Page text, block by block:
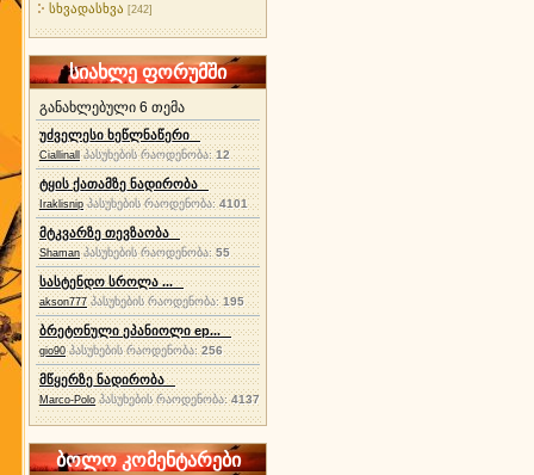
სხვადასხვა [242]
სიახლე ფორუმში
განახლებული 6 თემა
უძველესი ხეწლნაწერი
Ciallinall პასუხების რაოდენობა:12
ტყის ქათამზე ნადირობა
Iraklisnip პასუხების რაოდენობა: 4101
მტკვარზე თევზაობა
Shaman პასუხების რაოდენობა:55
სასტენდო სროლა ...
akson777 პასუხების რაოდენობა:195
ბრეტონული ეპანიოლი ep...
gio90 პასუხების რაოდენობა:256
მწყერზე ნადირობა
Marco-Polo პასუხების რაოდენობა:4137
ბოლო კომენტარები